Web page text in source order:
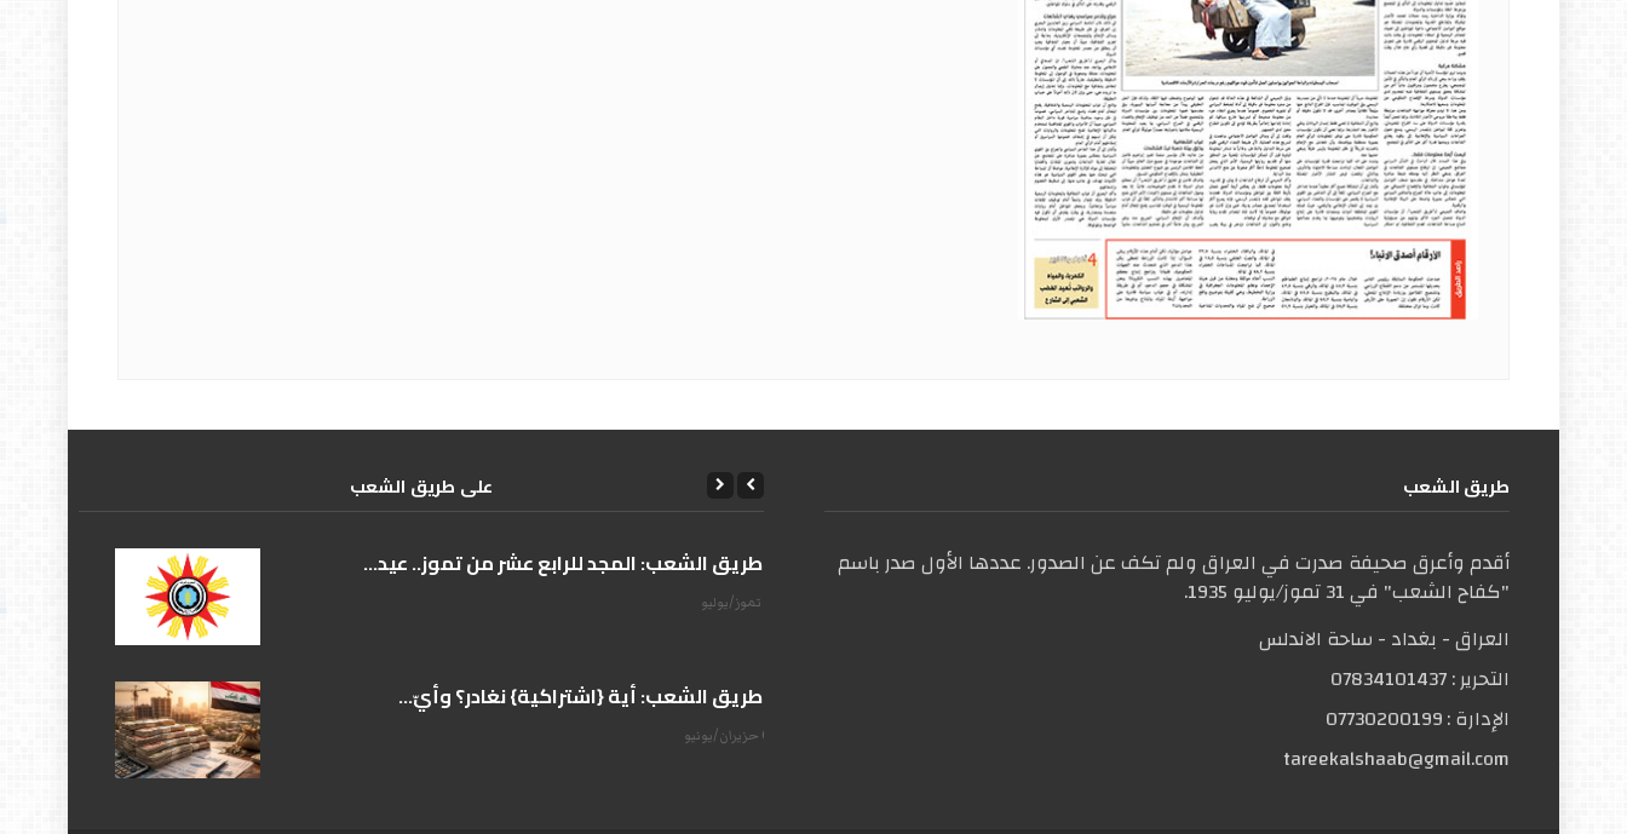
طریق الشعب
أقدم وأعرق صحيفة صدرت في العراق ولم تكف عن الصدور. عددها الأول صدر باسم
"كفاح الشعب" في 31 تموز/يوليو 1935.
العراق - بغداد - ساحة الاندلس
التحریر :07834101437
الإدارة :07730200199
tareekalshaab@gmail.com
علی طریق الشعب
على طريق الشعب: المجد للرابع عشر من تموز.. عيد...
على طريق الشعب: أية {اشتراكية} نغادر؟ وأيّ...
07 حزيران/يونيو